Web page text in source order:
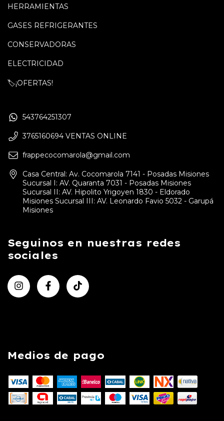
HERRAMIENTAS
GASES REFRIGERANTES
CONSERVADORAS
ELECTRICIDAD
🏷️¡OFERTAS!
543764251307
3765160694 VENTAS ONLINE
frappecocomarola@gmail.com
Casa Central: Av. Cocomarola 7141 - Posadas Misiones
Sucursal I: AV. Quaranta 7031 - Posadas Misiones
Sucursal II: AV. Hipolito Yrigoyen 1830 - Eldorado
Misiones Sucursal III: AV. Leonardo Favio 5032 - Garupá
Misiones
Seguinos en nuestras redes
sociales
Medios de pago